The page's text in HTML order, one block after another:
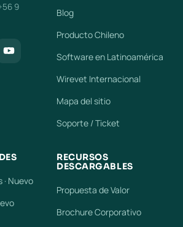
9
Blog
Producto Chileno
Software en Latinoamérica
Wirevet Internacional
Mapa del sitio
Soporte / Ticket
Nuevo
RECURSOS
DESCARGABLES
Propuesta de Valor
Brochure Corporativo